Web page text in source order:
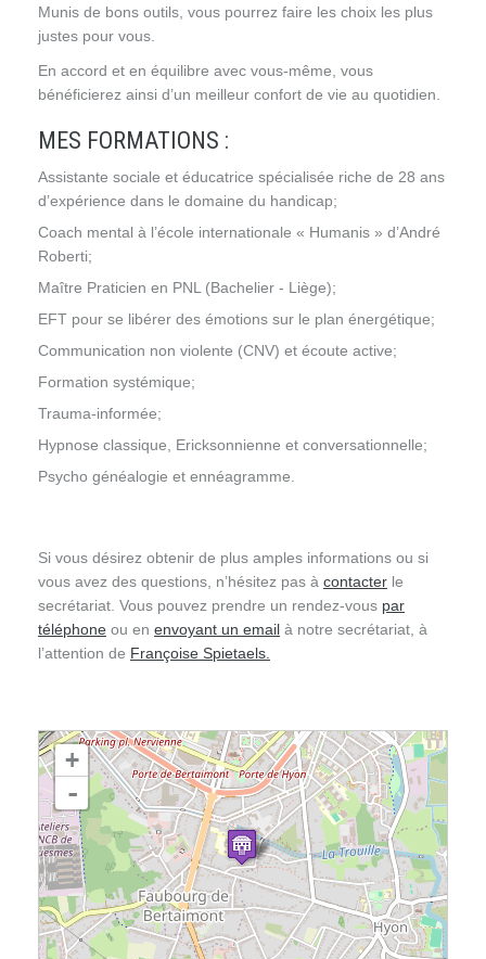
Munis de bons outils, vous pourrez faire les choix les plus
justes pour vous.
En accord et en équilibre avec vous-même, vous
bénéficierez ainsi d’un meilleur confort de vie au quotidien.
MES FORMATIONS :
Assistante sociale et éducatrice spécialisée riche de 28 ans
d’expérience dans le domaine du handicap;
Coach mental à l’école internationale « Humanis » d’André
Roberti;
Maître Praticien en PNL (Bachelier - Liège);
EFT pour se libérer des émotions sur le plan énergétique;
Communication non violente (CNV) et écoute active;
Formation systémique;
Trauma-informée;
Hypnose classique, Ericksonnienne et conversationnelle;
Psycho généalogie et ennéagramme.
Si vous désirez obtenir de plus amples informations ou si
vous avez des questions, n’hésitez pas à contacter le
secrétariat. Vous pouvez prendre un rendez-vous par
téléphone ou en envoyant un email à notre secrétariat, à
l’attention de Françoise Spietaels.
chargement de la carte - veuillez patienter...
+
-